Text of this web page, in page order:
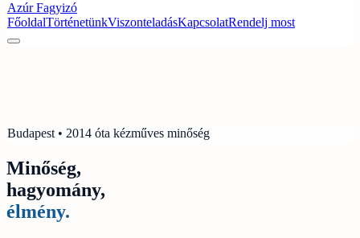
AzúrFagyizó
FőoldalTörténetünkViszonteladásKapcsolatRendelj most
Budapest • 2014 óta kézműves minőség
Minőség,
hagyomány,
élmény.